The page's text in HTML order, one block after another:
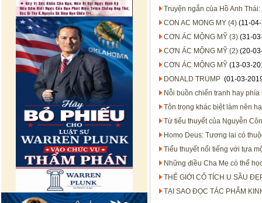
Truyện ngắn của Hồ Anh
CON AC MONG MY (4) (11-
CƠN ÁC MỘNG MỸ (3) (31-
CƠN ÁC MỘNG MỸ (2) (20-
CƠN ÁC MỘNG MỸ (13-03-
DONALD TRUMP (01-03-
Nỗi buồn chiến tranh hay
Tôn trọng khác biệt làm nên
Từ tiểu thuyết của Nguyễn
Homo Deus: Tương lai có
Tiểu thuyết nổi tiếng với tựa
Những điều Cha Mẹ có thể
THẾ GIỚI CỔ TÍCH U SẦU
TẠI SAO ĐỌC TÁC PHẨM